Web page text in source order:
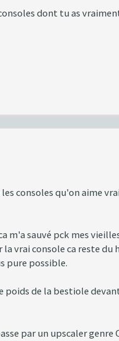
dont tu as
consoles qu'on aime
m'a sauvé pck mes
vrai console ca reste
pure possible.
de la bestiole
par un upscaler genre